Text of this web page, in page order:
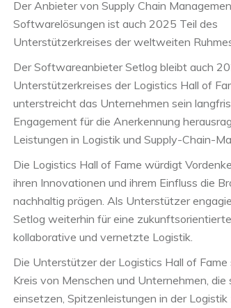
Der Anbieter von Supply Chain
Softwarelösungen ist auch 2025 Teil des
Unterstützerkreises der weltweiten
Der Softwareanbieter Setlog bleibt auch
Unterstützerkreises der Logistics Hall of
unterstreicht das Unternehmen sein
Engagement für die Anerkennung
Leistungen in Logistik und Supply-Chain-
Die Logistics Hall of Fame würdigt
ihren Innovationen und ihrem Einfluss die
nachhaltig prägen. Als Unterstützer
Setlog weiterhin für eine zukunftsorientierte,
kollaborative und vernetzte Logistik.
Die Unterstützer der Logistics Hall of Fame
Kreis von Menschen und Unternehmen, die
einsetzen, Spitzenleistungen in der Logistik